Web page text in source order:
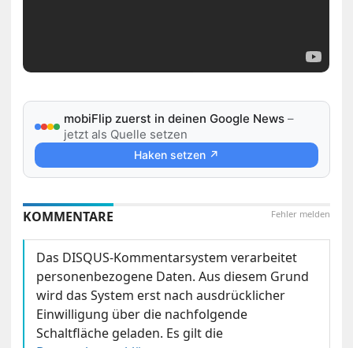
mobiFlip zuerst in deinen Google News –
jetzt als Quelle setzen
Haken setzen ↗
Fehler melden
KOMMENTARE
Das DISQUS-Kommentarsystem verarbeitet
personenbezogene Daten. Aus diesem Grund
wird das System erst nach ausdrücklicher
Einwilligung über die nachfolgende
Schaltfläche geladen. Es gilt die